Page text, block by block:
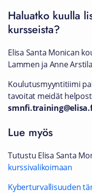
Haluatko kuulla
kursseista?
Elisa Santa Monican
Lammen ja Anne
Koulutusmyyntitiimi
tavoitat meidät
Lue myös
Tutustu Elisa Santa
kurssivalikoimaan
Kyberturvallisuuden